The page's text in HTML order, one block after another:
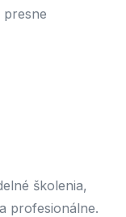
presne
školenia,
profesionálne.